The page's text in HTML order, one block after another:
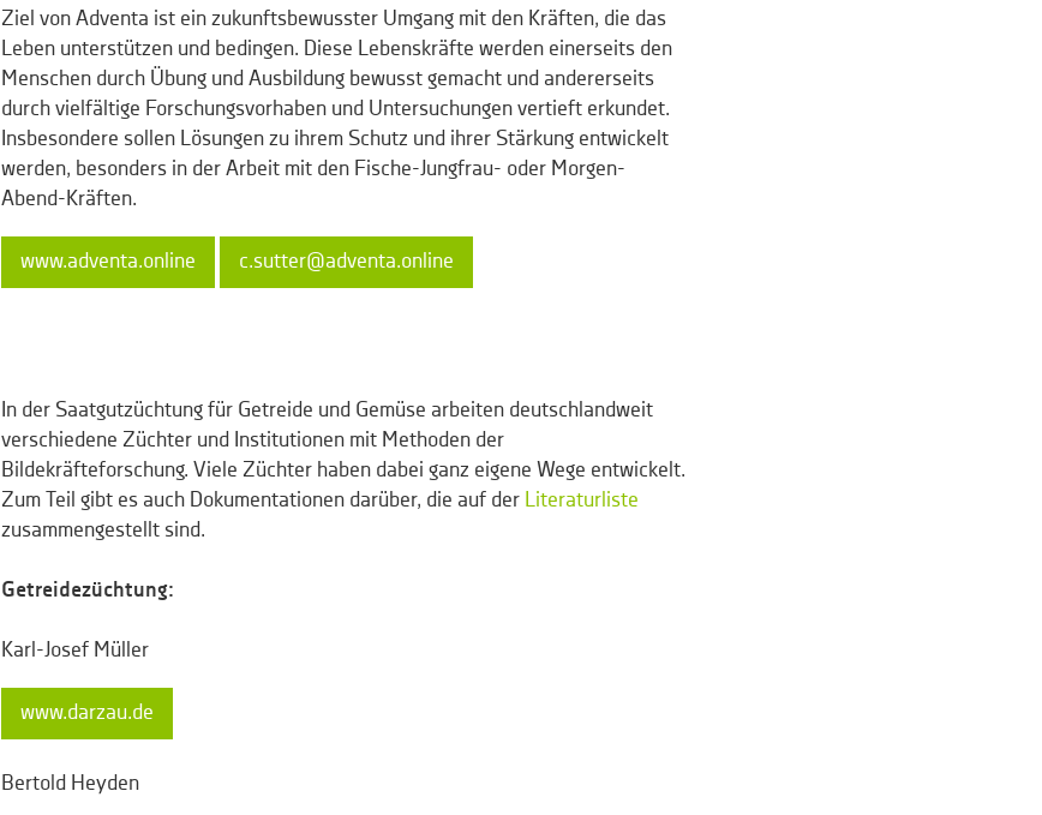
Ziel von Adventa ist ein zukunftsbewusster Umgang mit den Kräften, die das
Leben unterstützen und bedingen. Diese Lebenskräfte werden einerseits den
Menschen durch Übung und Ausbildung bewusst gemacht und andererseits
durch vielfältige Forschungsvorhaben und Untersuchungen vertieft erkundet.
Insbesondere sollen Lösungen zu ihrem Schutz und ihrer Stärkung entwickelt
werden, besonders in der Arbeit mit den Fische-Jungfrau- oder Morgen-
Abend-Kräften.
www.adventa.online c.sutter@adventa.online
In der Saatgutzüchtung für Getreide und Gemüse arbeiten deutschlandweit
verschiedene Züchter und Institutionen mit Methoden der
Bildekräfteforschung. Viele Züchter haben dabei ganz eigene Wege entwickelt.
Zum Teil gibt es auch Dokumentationen darüber, die auf der Literaturliste
zusammengestellt sind.
Getreidezüchtung:
Karl-Josef Müller
www.darzau.de
Bertold Heyden